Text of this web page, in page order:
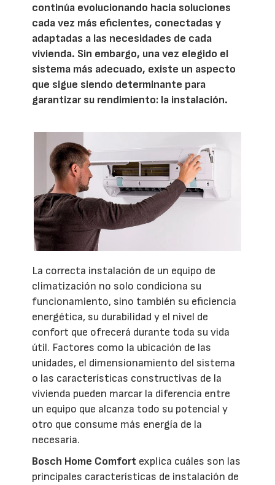
continúa evolucionando hacia soluciones
cada vez más eficientes, conectadas y
adaptadas a las necesidades de cada
vivienda. Sin embargo, una vez elegido el
sistema más adecuado, existe un aspecto
que sigue siendo determinante para
garantizar su rendimiento: la instalación.
La correcta instalación de un equipo de
climatización no solo condiciona su
funcionamiento, sino también su eficiencia
energética, su durabilidad y el nivel de
confort que ofrecerá durante toda su vida
útil. Factores como la ubicación de las
unidades, el dimensionamiento del sistema
o las características constructivas de la
vivienda pueden marcar la diferencia entre
un equipo que alcanza todo su potencial y
otro que consume más energía de la
necesaria.
Bosch Home Comfort explica cuáles son las
principales características de instalación de